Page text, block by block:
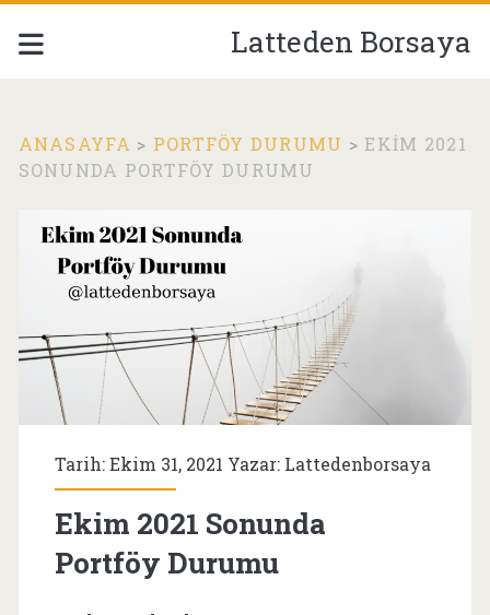
Latteden Borsaya
ANASAYFA > PORTFÖY DURUMU > EKIM 2021
SONUNDA PORTFÖY DURUMU
Tarih: Ekim 31, 2021 Yazar: Lattedenborsaya
Ekim 2021 Sonunda
Portföy Durumu